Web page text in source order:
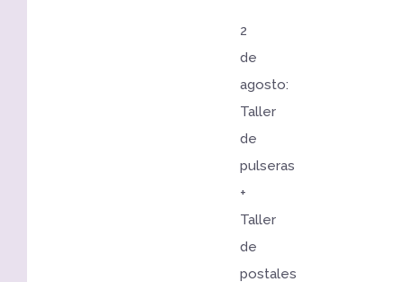
2
de
agosto:
Taller
de
pulseras
+
Taller
de
postales